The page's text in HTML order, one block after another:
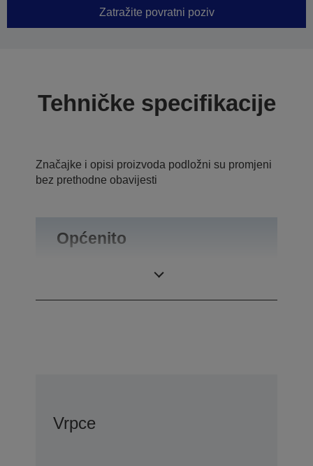
Zatražite povratni poziv
Tehničke specifikacije
Značajke i opisi proizvoda podložni su promjeni
bez prethodne obavijesti
Općenito
Vrpce